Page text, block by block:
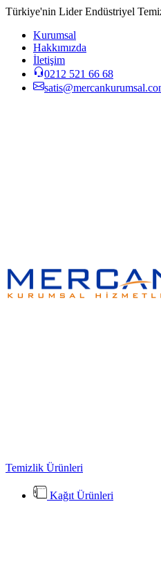
Türkiye'nin Lider Endüstriyel
Kurumsal
Hakkımızda
İletişim
0212 521 66 68
Temizlik Ürünleri
Kağıt Ürünleri